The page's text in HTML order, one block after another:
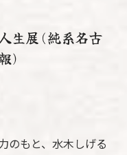
生展(純系名古
)
のもと、水木しげる